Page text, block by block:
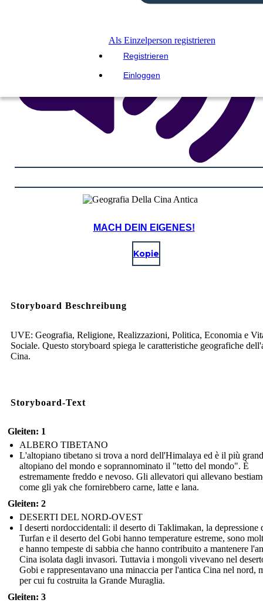
Als Einzelperson registrieren
Registrieren
Einloggen
MACH DEIN EIGENES!
Kopie
Storyboard Beschreibung
UVE: Geografia, Religione, Realizzazioni, Politica, Economia e
Sociale. Questo storyboard spiega le caratteristiche geografiche
Cina.
Storyboard-Text
Gleiten: 1
ALBERO TIBETANO
L'altopiano tibetano si trova a nord dell'Himalaya ed è il più
altopiano del mondo e soprannominato il "tetto del mondo". È
estremamente freddo e nevoso. Gli allevatori qui allevano
come gli yak che fornirebbero carne, latte e lana.
Gleiten: 2
DESERTI DEL NORD-OVEST
I deserti nordoccidentali: il deserto di Taklimakan, la depressione
Turfan e il deserto del Gobi hanno temperature estreme, sono
e hanno tempeste di sabbia che hanno contribuito a mantenere
Cina isolata dagli invasori. Tuttavia i mongoli vivevano nel
Gobi e rappresentavano una minaccia per l'antica Cina nel nord,
per cui fu costruita la Grande Muraglia.
Gleiten: 3